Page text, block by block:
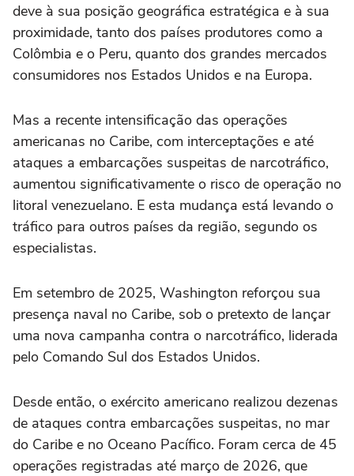
deve à sua posição geográfica estratégica e à sua
proximidade, tanto dos países produtores como a
Colômbia e o Peru, quanto dos grandes mercados
consumidores nos Estados Unidos e na Europa.
Mas a recente intensificação das operações
americanas no Caribe, com interceptações e até
ataques a embarcações suspeitas de narcotráfico,
aumentou significativamente o risco de operação no
litoral venezuelano. E esta mudança está levando o
tráfico para outros países da região, segundo os
especialistas.
Em setembro de 2025, Washington reforçou sua
presença naval no Caribe, sob o pretexto de lançar
uma nova campanha contra o narcotráfico, liderada
pelo Comando Sul dos Estados Unidos.
Desde então, o exército americano realizou dezenas
de ataques contra embarcações suspeitas, no mar
do Caribe e no Oceano Pacífico. Foram cerca de 45
operações registradas até março de 2026, que